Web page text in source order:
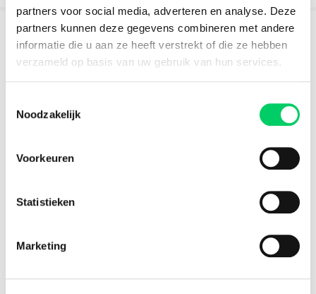
partners voor social media, adverteren en analyse. Deze
partners kunnen deze gegevens combineren met andere
informatie die u aan ze heeft verstrekt of die ze hebben
verzameld op basis van uw gebruik van hun services.
Noodzakelijk
Voorkeuren
Statistieken
Marketing
Vliegen naar Sziget Festival 2024 is niet de goedkoopste en
duurzaamste optie, maar wel de snelste! Je reist in een kort